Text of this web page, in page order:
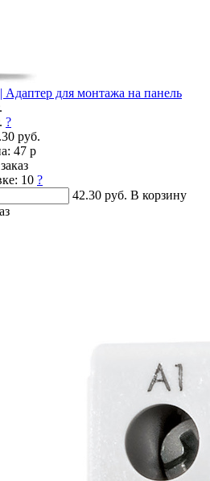
Адаптер для монтажа на панель
?
руб.
47 р
10 ?
42.30 руб. В корзину